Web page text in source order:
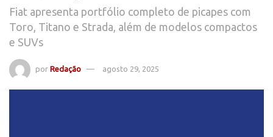
Fiat apresenta portfólio completo de picapes com
Toro, Titano e Strada, além de modelos compactos
e SUVs
por Redação agosto 29, 2025